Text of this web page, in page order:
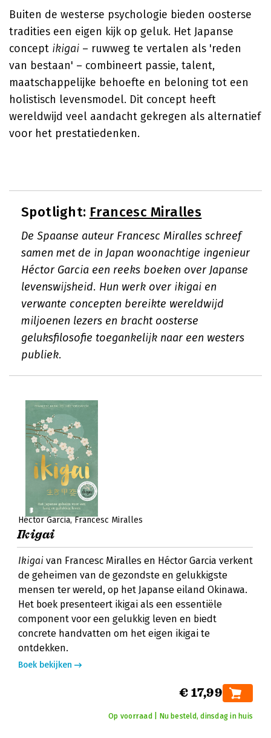
Buiten de westerse psychologie bieden oosterse
tradities een eigen kijk op geluk. Het Japanse
concept ikigai – ruwweg te vertalen als 'reden
van bestaan' – combineert passie, talent,
maatschappelijke behoefte en beloning tot een
holistisch levensmodel. Dit concept heeft
wereldwijd veel aandacht gekregen als alternatief
voor het prestatiedenken.
Spotlight: Francesc Miralles
De Spaanse auteur Francesc Miralles schreef
samen met de in Japan woonachtige ingenieur
Héctor Garcia een reeks boeken over Japanse
levenswijsheid. Hun werk over ikigai en
verwante concepten bereikte wereldwijd
miljoenen lezers en bracht oosterse
geluksfilosofie toegankelijk naar een westers
publiek.
Héctor Garcia Francesc Miralles
Ikigai
Ikigai van Francesc Miralles en Héctor Garcia verkent
de geheimen van de gezondste en gelukkigste
mensen ter wereld, op het Japanse eiland Okinawa.
Het boek presenteert ikigai als een essentiële
component voor een gelukkig leven en biedt
concrete handvatten om het eigen ikigai te
ontdekken.
Boek bekijken
€ 17,99
Op voorraad | Nu besteld, dinsdag in huis